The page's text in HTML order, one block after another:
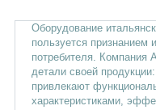
Водонагреватели
Водонагреватели
Водонагреватели
Оборудование
пользуется признанием
потребителя. Компания
детали своей
привлекают
характеристиками,